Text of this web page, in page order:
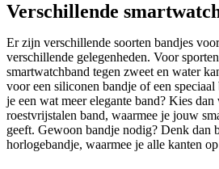
Verschillende
Er zijn verschillende soorten bandjes
verschillende gelegenheden. Voor
smartwatchband tegen zweet en water
voor een siliconen bandje of een
je een wat meer elegante band? Kies
roestvrijstalen band, waarmee je jouw
geeft. Gewoon bandje nodig? Denk dan
horlogebandje, waarmee je alle kanten